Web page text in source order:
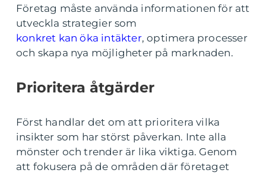
Företag måste använda informationen för att
utveckla strategier som
konkret kan öka intäkter, optimera processer
och skapa nya möjligheter på marknaden.
Prioritera åtgärder
Först handlar det om att prioritera vilka
insikter som har störst påverkan. Inte alla
mönster och trender är lika viktiga. Genom
att fokusera på de områden där företaget